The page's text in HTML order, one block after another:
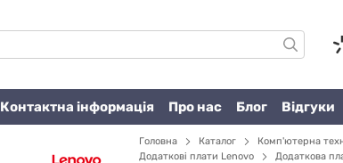
Контактна інформація Про нас Блог Відгуки
Головна Каталог Комп'ютерна
Додаткові плати Lenovo
Додаткова